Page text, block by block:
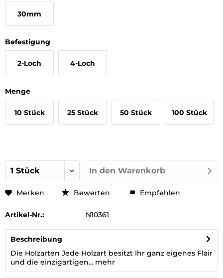
30mm
Befestigung
2-Loch 4-Loch
Menge
10 Stück 25 Stück 50 Stück 100 Stück
In den Warenkorb
Merken Bewerten Empfehlen
Artikel-Nr.: N10361
Beschreibung
Die Holzarten Jede Holzart besitzt Ihr ganz eigenes Flair
und die einzigartigen... mehr